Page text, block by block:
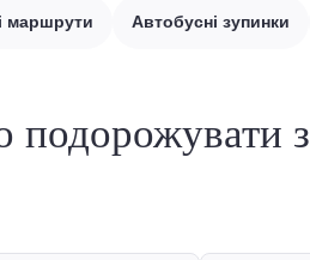
маршрути Автобусні зупинки
подорожувати з